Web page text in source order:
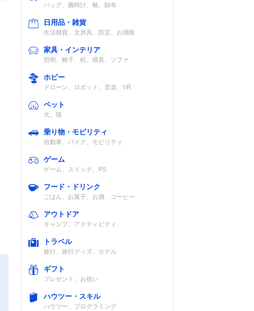
バッグ、腕時計、靴、財布
日用品・雑貨
生活雑貨、文房具、防災、お掃除
家具・インテリア
照明、椅子、机、寝具、ソファ
ホビー
ドローン、ロボット、音楽、VR
ペット
犬、猫
乗り物・モビリティ
自動車、バイク、モビリティ
ゲーム
ゲーム、スイッチ、PS
フード・ドリンク
ごはん、お菓子、お酒、コーヒー
アウトドア
キャンプ、アクティビティ
トラベル
旅行、旅行グッズ、ホテル
ギフト
プレゼント、お祝い
ハウツー・スキル
ハウツー、プログラミング